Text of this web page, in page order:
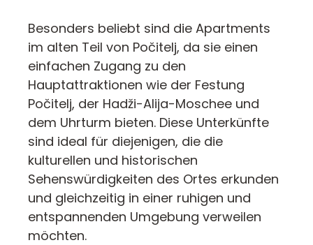
Besonders beliebt sind die Apartments
im alten Teil von Počitelj, da sie einen
einfachen Zugang zu den
Hauptattraktionen wie der Festung
Počitelj, der Hadži-Alija-Moschee und
dem Uhrturm bieten. Diese Unterkünfte
sind ideal für diejenigen, die die
kulturellen und historischen
Sehenswürdigkeiten des Ortes erkunden
und gleichzeitig in einer ruhigen und
entspannenden Umgebung verweilen
möchten.